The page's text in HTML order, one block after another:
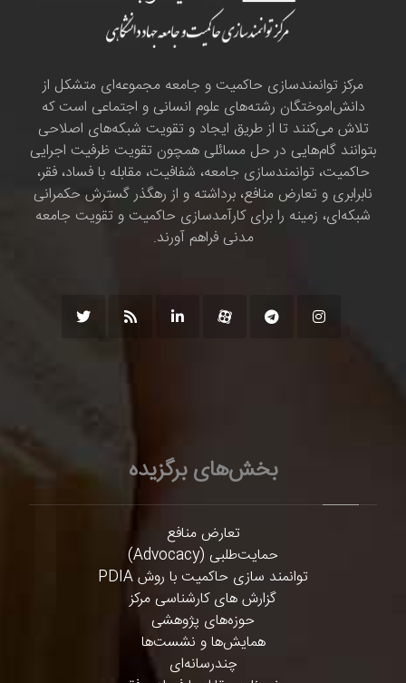
مرکز توانمندسازی حاکمیت و جامعه مجموعه‌ای متشکل از
دانش‌اموختگان رشته‌های علوم انسانی و اجتماعی است که
تلاش می‌کنند تا از طریق ایجاد و تقویت شبکه‌های اصلاحی
بتوانند گام‌هایی در حل مسائلی همچون تقویت ظرفیت اجرایی
حاکمیت، توانمندسازی جامعه، شفافیت، مقابله با فساد، فقر،
نابرابری و تعارض منافع، برداشته و از رهگذر گسترش حکمرانی
شبکه‌ای، زمینه را برای کارآمدسازی حاکمیت و تقویت جامعه
مدنی فراهم آورند.
بخش‌های برگزیده
تعارض منافع
حمایت‌طلبی (Advocacy)
توانمند سازی حاکمیت با روش PDIA
گزارش های کارشناسی مرکز
حوزه‌های پژوهشی
همایش‌ها و نشست‌ها
چندرسانه‌ای